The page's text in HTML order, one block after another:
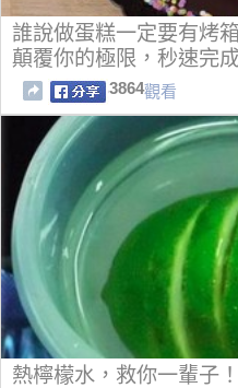
誰說做蛋糕一定要有烤
顛覆你的極限，秒速完
3864觀看
熱檸檬水，救你一輩子